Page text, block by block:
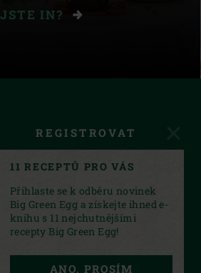
JSTE IN?
YOUTUBE
REGISTROVAT
11 RECEPTŮ PRO VÁS
Přihlaste se k odběru novinek
Big Green Egg a získejte ihned e-
knihu s 11 nejchutnějšími
recepty Big Green Egg!
ANO, PROSÍM